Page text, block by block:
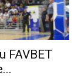
FAVBET